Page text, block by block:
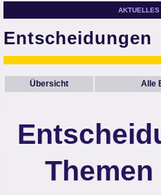
AKTUELLES
Entscheidungen
Übersicht Alle